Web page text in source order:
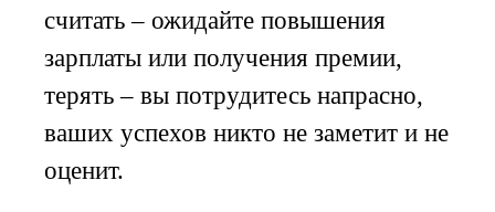
считать – ожидайте повышения
зарплаты или получения премии,
терять – вы потрудитесь напрасно,
ваших успехов никто не заметит и не
оценит.